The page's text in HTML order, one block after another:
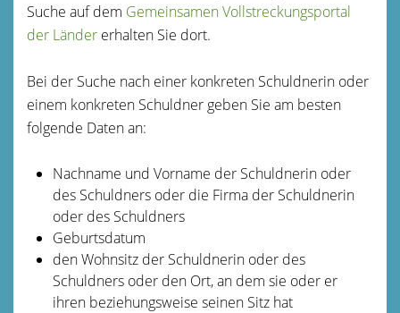
Suche auf dem Gemeinsamen Vollstreckungsportal
der Länder erhalten Sie dort.
Bei der Suche nach einer konkreten Schuldnerin oder
einem konkreten Schuldner geben Sie am besten
folgende Daten an:
Nachname und Vorname der Schuldnerin oder
des Schuldners oder die Firma der Schuldnerin
oder des Schuldners
Geburtsdatum
den Wohnsitz der Schuldnerin oder des
Schuldners oder den Ort, an dem sie oder er
ihren beziehungsweise seinen Sitz hat